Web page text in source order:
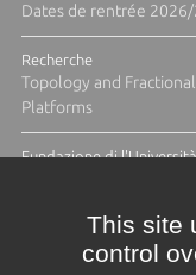
Dates de rentrée
Recherche
Topology and
Platforms
Fundazione di l'Università
This site
control